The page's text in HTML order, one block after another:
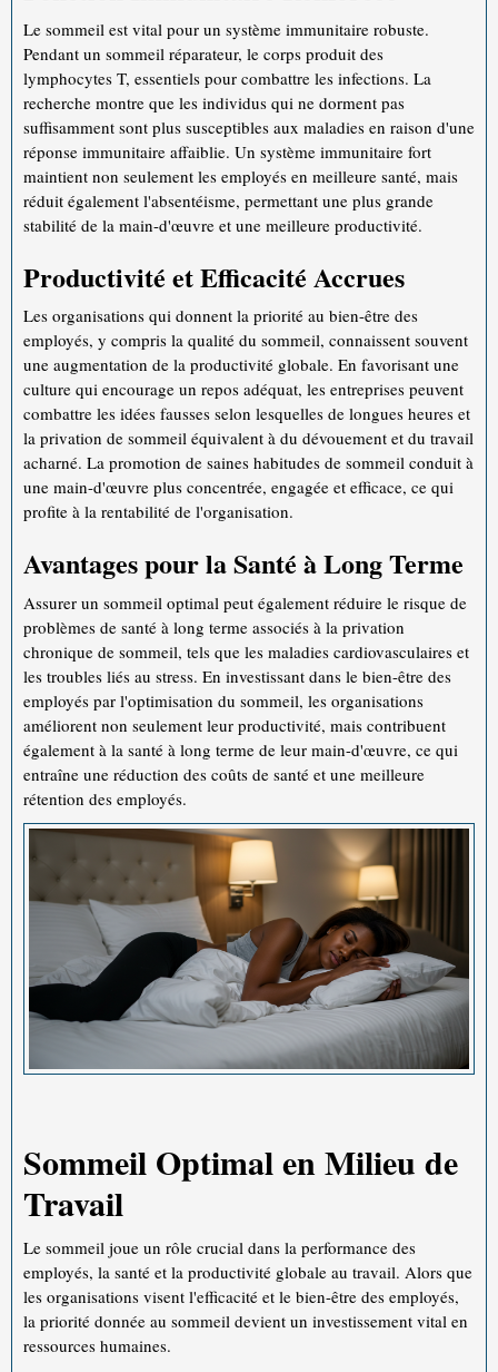
Le sommeil est vital pour un système immunitaire robuste.
Pendant un sommeil réparateur, le corps produit des
lymphocytes T, essentiels pour combattre les infections. La
recherche montre que les individus qui ne dorment pas
suffisamment sont plus susceptibles aux maladies en raison d'une
réponse immunitaire affaiblie. Un système immunitaire fort
maintient non seulement les employés en meilleure santé, mais
réduit également l'absentéisme, permettant une plus grande
stabilité de la main-d'œuvre et une meilleure productivité.
Productivité et Efficacité Accrues
Les organisations qui donnent la priorité au bien-être des
employés, y compris la qualité du sommeil, connaissent souvent
une augmentation de la productivité globale. En favorisant une
culture qui encourage un repos adéquat, les entreprises peuvent
combattre les idées fausses selon lesquelles de longues heures et
la privation de sommeil équivalent à du dévouement et du travail
acharné. La promotion de saines habitudes de sommeil conduit à
une main-d'œuvre plus concentrée, engagée et efficace, ce qui
profite à la rentabilité de l'organisation.
Avantages pour la Santé à Long Terme
Assurer un sommeil optimal peut également réduire le risque de
problèmes de santé à long terme associés à la privation
chronique de sommeil, tels que les maladies cardiovasculaires et
les troubles liés au stress. En investissant dans le bien-être des
employés par l'optimisation du sommeil, les organisations
améliorent non seulement leur productivité, mais contribuent
également à la santé à long terme de leur main-d'œuvre, ce qui
entraîne une réduction des coûts de santé et une meilleure
rétention des employés.
Sommeil Optimal en Milieu de
Travail
Le sommeil joue un rôle crucial dans la performance des
employés, la santé et la productivité globale au travail. Alors que
les organisations visent l'efficacité et le bien-être des employés,
la priorité donnée au sommeil devient un investissement vital en
ressources humaines.